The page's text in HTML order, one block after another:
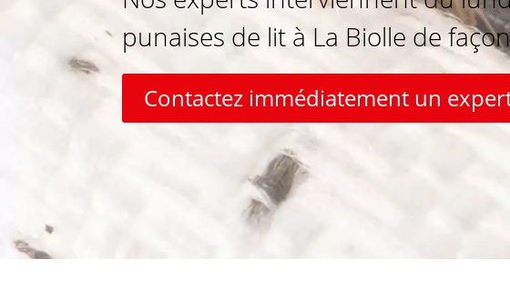
punaises de lit à La Biolle de
Contactez immédiatement un